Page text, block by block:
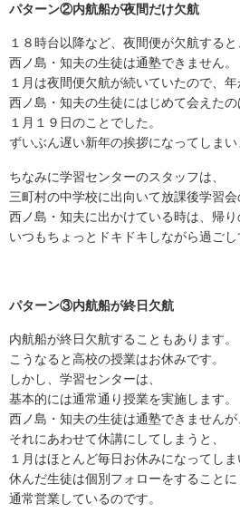
パターン②内航船が夜間だけ欠航
１８時台以降など、夜間便が欠航すると
西ノ島・知夫の生徒は通塾できません。
１月は夜間便欠航が続いていたので、年
西ノ島・知夫の生徒にはじめて会えたの
１月１９日のことでした。
ずいぶん遅い新年の挨拶になってしまい
ちなみに学習センターのスタッフは、
三町村の中学校に出向いて放課後学習会
西ノ島・知夫に出かけている時は、帰り
いつもちょっとドキドキしながら過ごし
パターン③内航船が終日欠航
内航船が終日欠航することもあります。
こうなると高校の授業はお休みです。
しかし、学習センターは、
基本的には通常通り授業を実施します。
西ノ島・知夫の生徒は通塾できませんが
それにあわせて休講にしてしまうと、
１月はほとんど毎日お休みになってしま
休んだ生徒は個別フォローをすることに
通常営業しているのです。